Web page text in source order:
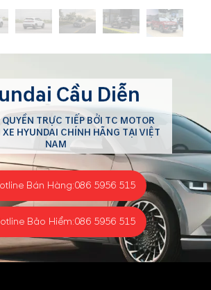
Cầu Diễn
TRỰC TIẾP BỞI TC MOTOR
XE HYUNDAI CHÍNH HÃNG TẠI VIỆT
NAM
Bán Hàng:086 5956 515
Bảo Hiểm:086 5956 515